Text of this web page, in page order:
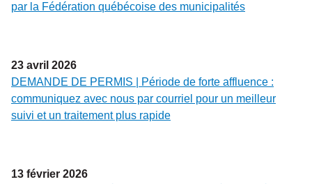
par la Fédération québécoise des municipalités
23 avril 2026
DEMANDE DE PERMIS | Période de forte affluence :
communiquez avec nous par courriel pour un meilleur
suivi et un traitement plus rapide
13 février 2026